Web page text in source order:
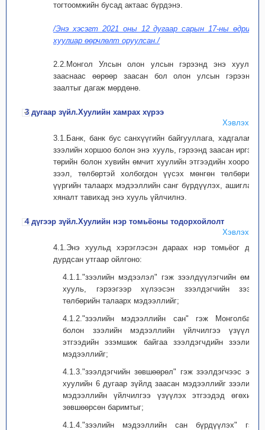
тогтоомжийн бусад актаас бүрдэнэ.
/Энэ хэсэгт 2021 оны 12 дугаар сарын 17-ны өдрийн
хуулиар өөрчлөлт оруулсан./
2.2.Монгол Улсын олон улсын гэрээнд энэ хуульд
зааснаас өөрөөр заасан бол олон улсын гэрээний
заалтыг дагаж мөрдөнө.
3 дугаар зүйл.Хуулийн хамрах хүрээ
Хэвлэх
3.1.Банк, банк бус санхүүгийн байгууллага, хадгаламж
зээлийн хоршоо болон энэ хууль, гэрээнд заасан иргэн,
төрийн болон хувийн өмчит хуулийн этгээдийн хооронд
зээл, төлбөртэй холбогдон үүсэх мөнгөн төлбөрийн
үүргийн талаарх мэдээллийн санг бүрдүүлэх, ашиглах,
хяналт тавихад энэ хууль үйлчилнэ.
4 дүгээр зүйл.Хуулийн нэр томьёоны тодорхойлолт
Хэвлэх
4.1.Энэ хуульд хэрэглэсэн дараах нэр томьёог дор
дурдсан утгаар ойлгоно:
4.1.1."зээлийн мэдээлэл" гэж зээлдүүлэгчийн өмнө
хууль, гэрээгээр хүлээсэн зээлдэгчийн зээл,
төлбөрийн талаарх мэдээллийг;
4.1.2."зээлийн мэдээллийн сан" гэж Монголбанк
болон зээлийн мэдээллийн үйлчилгээ үзүүлэх
этгээдийн эзэмшиж байгаа зээлдэгчдийн зээлийн
мэдээллийг;
4.1.3."зээлдэгчийн зөвшөөрөл" гэж зээлдэгчээс энэ
хуулийн 6 дугаар зүйлд заасан мэдээллийг зээлийн
мэдээллийн үйлчилгээ үзүүлэх этгээдэд өгөхийг
зөвшөөрсөн баримтыг;
4.1.4."зээлийн мэдээллийн сан бүрдүүлэх" гэж